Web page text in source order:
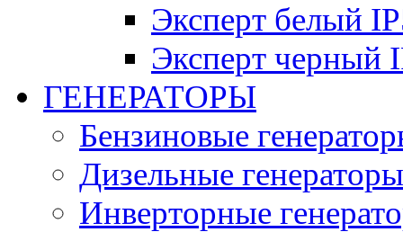
Эксперт белый
Эксперт черный
ГЕНЕРАТОРЫ
Бензиновые
Дизельные генераторы
Инверторные